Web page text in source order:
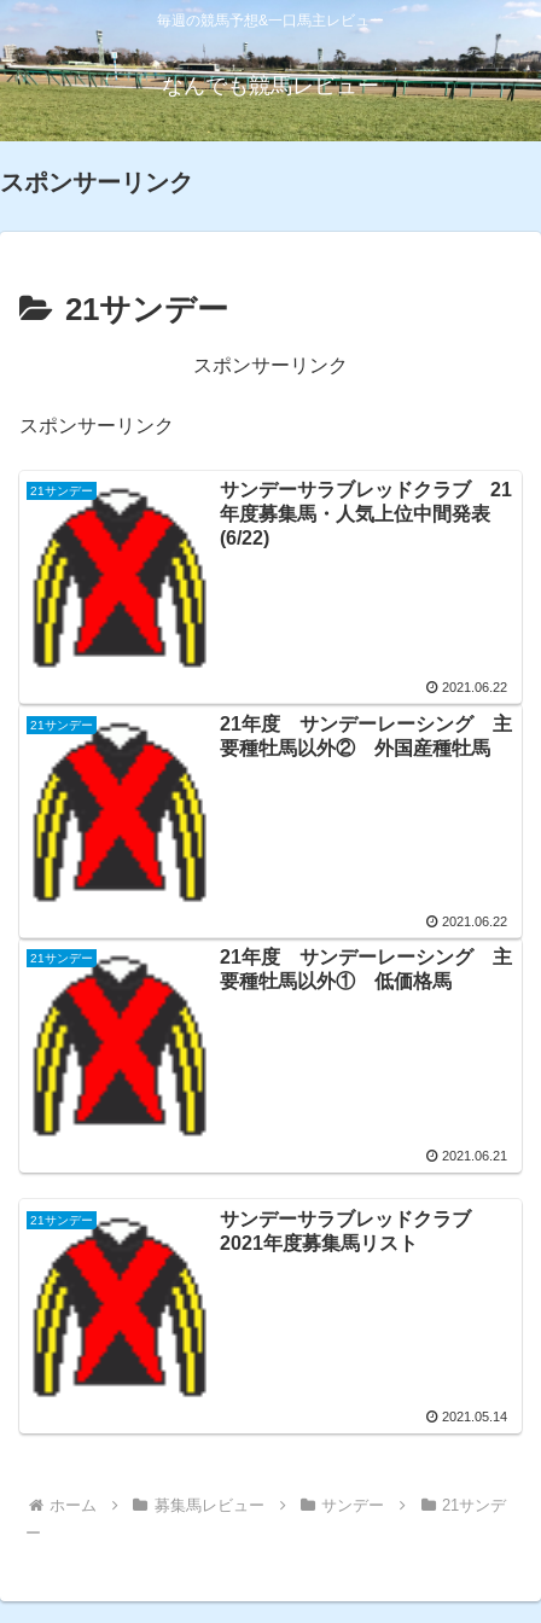
毎週の競馬予想&一口馬主レビュー
なんでも競馬レビュー
スポンサーリンク
21サンデー
スポンサーリンク
スポンサーリンク
21サンデー
サンデーサラブレッドクラブ 21
年度募集馬・人気上位中間発表
(6/22)
2021.06.22
21サンデー
21年度 サンデーレーシング 主
要種牡馬以外② 外国産種牡馬
2021.06.22
21サンデー
21年度 サンデーレーシング 主
要種牡馬以外① 低価格馬
2021.06.21
21サンデー
サンデーサラブレッドクラブ
2021年度募集馬リスト
2021.05.14
ホーム 募集馬レビュー サンデー
21サンデ
ー